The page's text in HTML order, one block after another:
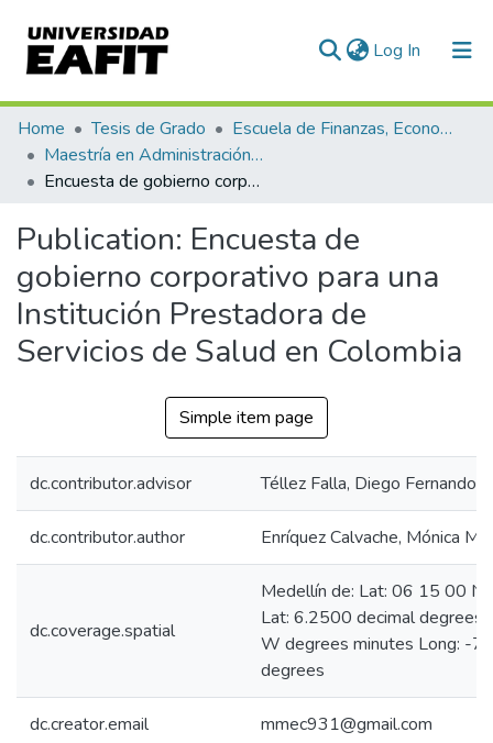
Log In (current)
Communities & Collections
All of DSpace
Home Tesis de Grado
Escuela de Finanzas, Economía y Gobierno
Maestría en Administración Financiera (tesis)
Encuesta de gobierno corporativo para una Institución Prestadora de Servicios de Salud en Colombia
Publication: Encuesta de
gobierno corporativo para una
Institución Prestadora de
Servicios de Salud en Colombia
Simple item page
dc.contributor.advisor Téllez Falla, Diego Fernando
dc.contributor.author Enríquez Calvache, Mónica
dc.coverage.spatial
Medellín de: Lat: 06 15 00 N
Lat: 6.2500 decimal
W degrees minutes Long: -
degrees
dc.creator.email mmec931@gmail.com